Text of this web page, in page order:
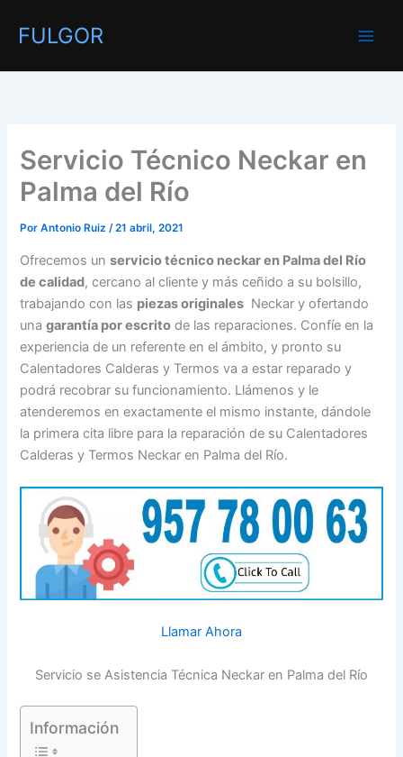
FULGOR
Servicio Técnico Neckar en
Palma del Río
PorAntonio Ruiz/21 abril, 2021
Ofrecemos unservicio técnico neckar en Palma del Río
de calidad, cercano al cliente y más ceñido a su bolsillo,
trabajando con las piezas originales Neckar y ofertando
unagarantía por escrito de las reparaciones. Confíe en la
experiencia de un referente en el ámbito, y pronto su
Calentadores Calderas y Termos va a estar reparado y
podrá recobrar su funcionamiento. Llámenos y le
atenderemos en exactamente el mismo instante, dándole
la primera cita libre para la reparación de su Calentadores
Calderas y Termos Neckar en Palma del Río.
Llamar Ahora
Servicio se Asistencia Técnica Neckar en Palma del Río
Información